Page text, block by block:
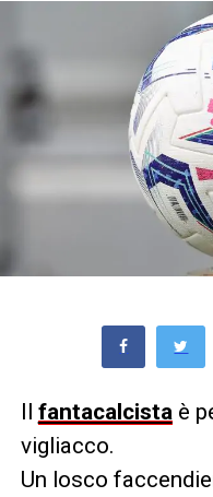
Il fantacalcista è
vigliacco.
Un losco